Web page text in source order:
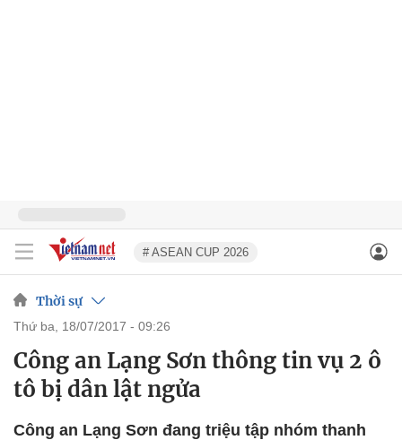
# ASEAN CUP 2026
Thời sự
thứ ba, 18/07/2017 - 09:26
Công an Lạng Sơn thông tin vụ 2 ô
tô bị dân lật ngửa
Công an Lạng Sơn đang triệu tập nhóm thanh